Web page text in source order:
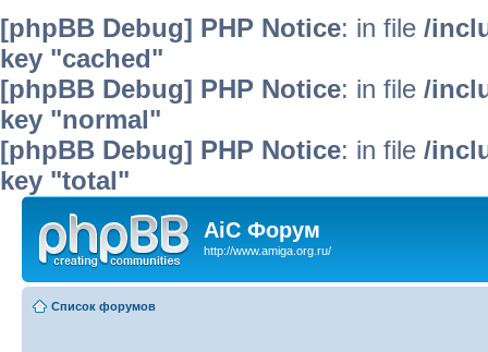
[phpBB Debug] PHP Notice: in file /
key "cached"
[phpBB Debug] PHP Notice: in file /
key "normal"
[phpBB Debug] PHP Notice: in file /
key "total"
AiC Форум
http://www.amiga.org.ru/
Список форумов